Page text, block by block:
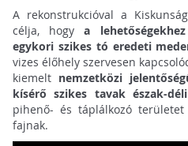
A rekonstrukcióval a
célja, hogya
egykori szikes tó eredeti
vizes élőhely szervesen
kiemelt nemzetközi
kísérő szikes tavak észak-
pihenő- és táplálkozó
fajnak.